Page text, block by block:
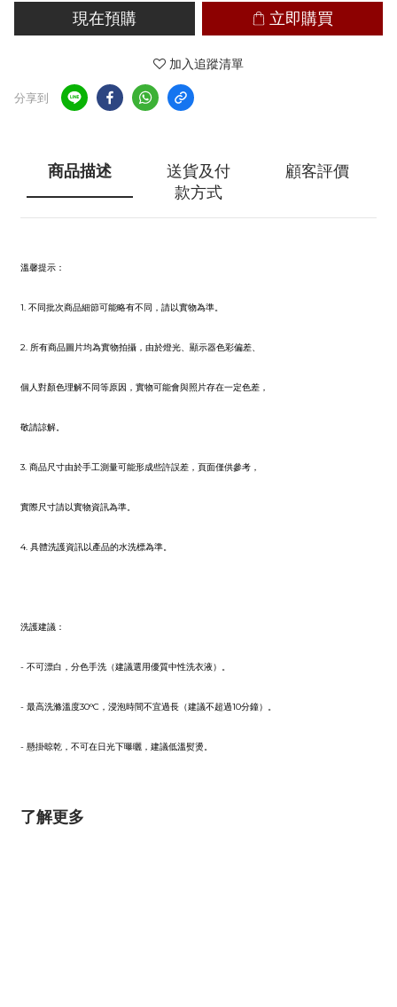
現在預購 立即購買
加入追蹤清單
分享到
商品描述
送貨及付
款方式
顧客評價
溫馨提示 ：
1. 不同批次商品細節可能略有不同，請以實物為準。
2. 所有商品圖片均為實物拍攝，由於燈光、顯示器色彩偏差、
個人對顏色理解不同等原因，實物可能會與照片存在一定色差，
敬請諒解。
3. 商品尺寸由於手工測量可能形成些許誤差，頁面僅供參考，
實際尺寸請以實物資訊為準。
4. 具體洗護資訊以產品的水洗標為準。
洗護建議：
- 不可漂白，分色手洗（建議選用優質中性洗衣液）。
- 最高洗滌溫度30°C，浸泡時間不宜過長（建議不超過10分鐘）。
- 懸掛晾乾，不可在日光下曝曬，建議低溫熨燙。
了解更多